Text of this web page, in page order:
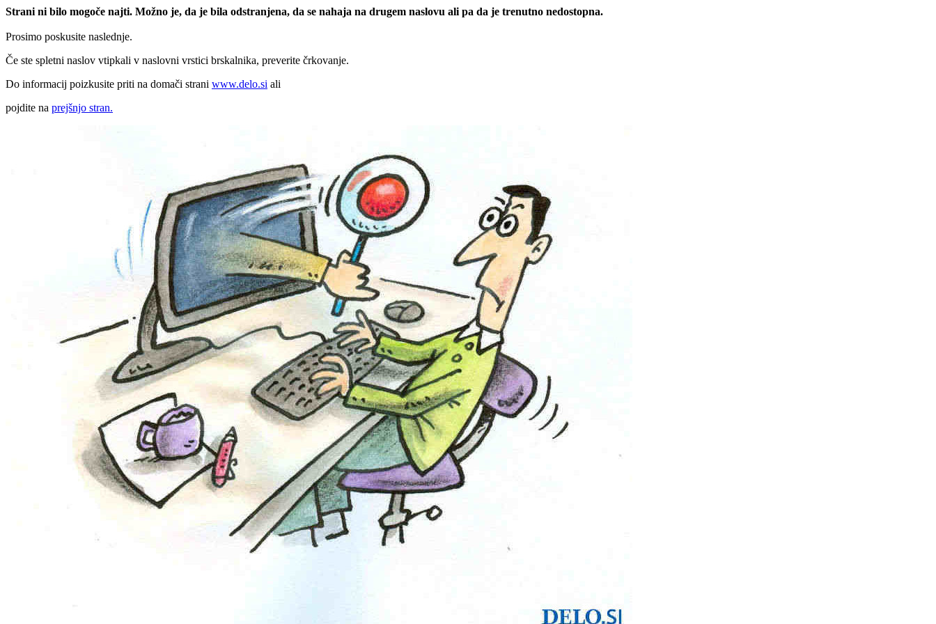
Strani ni bilo mogoče najti. Možno je, da je bila odstranjena, da se nahaja na drugem naslovu ali pa da je trenutno nedostopna.
Prosimo poskusite naslednje.
Če ste spletni naslov vtipkali v naslovni vrstici brskalnika, preverite črkovanje.
Do informacij poizkusite priti na domači strani www.delo.si ali
pojdite na prejšnjo stran.